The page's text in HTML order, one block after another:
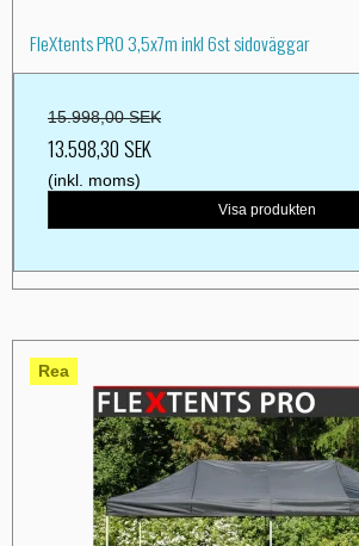
FleXtents PRO 3,5x7m inkl 6st sidoväggar
15.998,00 SEK
13.598,30 SEK
(inkl. moms)
Visa produkten
Rea